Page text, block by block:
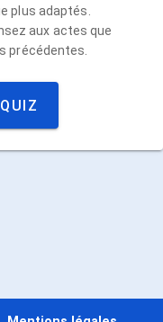
plus adaptés.
aux actes que
précédentes.